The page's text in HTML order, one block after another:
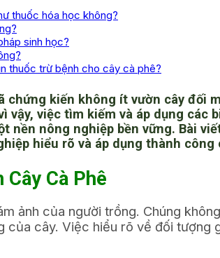
thuốc hóa học không?
sinh học?
thuốc trừ bệnh cho cây cà phê?
chứng kiến không ít vườn cây đối
vậy, việc tìm kiếm và áp dụng các
nền nông nghiệp bền vững. Bài
hiểu rõ và áp dụng thành công
Cà Phê
ảnh của người trồng. Chúng
cây. Việc hiểu rõ về đối tượng